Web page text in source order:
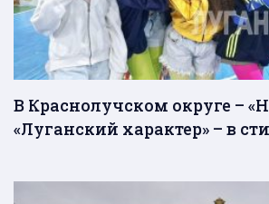
В Краснолучском округе –
«Луганский характер» – в